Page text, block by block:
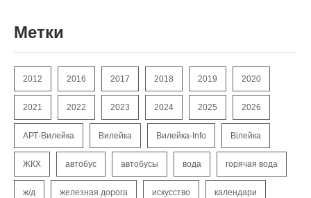
Метки
2012 2016 2017 2018 2019 2020
2021 2022 2023 2024 2025 2026
АРТ-Вилейка Вилейка Вилейка-Info Вілейка
ЖКХ автобус автобусы вода горячая вода
ж/д железная дорога искусство календари